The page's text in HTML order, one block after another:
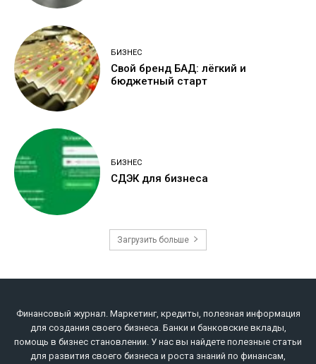
БИЗНЕС
Свой бренд БАД: лёгкий и
бюджетный старт
БИЗНЕС
СДЭК для бизнеса
Загрузить больше
Финансовый журнал. Маркетинг, кредиты, полезная информация
для создания своего бизнеса. Банки и банковские вклады,
помощь в бизнес становлении. У нас вы найдете полезные статьи
для развития своего бизнеса и роста знаний по финансам,